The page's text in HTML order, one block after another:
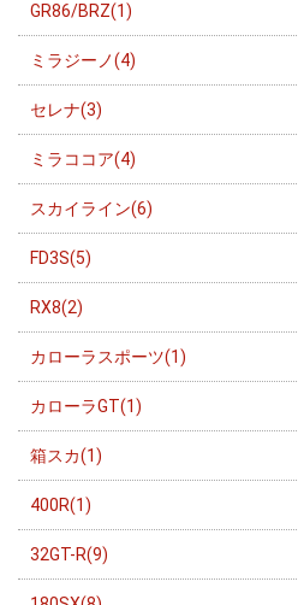
GR86/BRZ(1)
ミラジーノ(4)
セレナ(3)
ミラココア(4)
スカイライン(6)
FD3S(5)
RX8(2)
カローラスポーツ(1)
カローラGT(1)
箱スカ(1)
400R(1)
32GT-R(9)